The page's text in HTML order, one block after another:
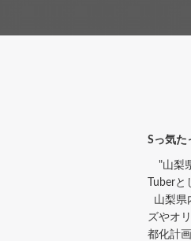
Sっ気た
"山梨
Tuber
山梨県
ズやオ
都化計